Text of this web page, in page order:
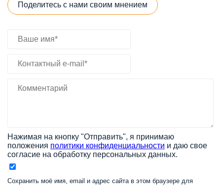
Поделитесь с нами своим мнением
Нажимая на кнопку "Отправить", я принимаю
положения политики конфиденциальности и даю свое
согласие на обработку персональных данных.
Сохранить моё имя, email и адрес сайта в этом браузере для